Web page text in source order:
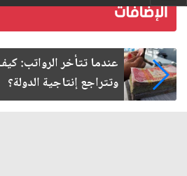
صمت الطريق بعد الأربعين